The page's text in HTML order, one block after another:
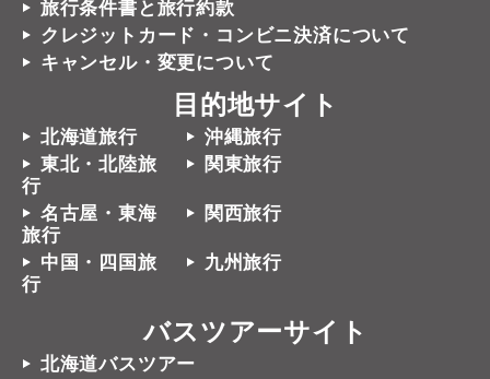
旅行条件書と旅行約款
クレジットカード・コンビニ決済について
キャンセル・変更について
目的地サイト
北海道旅行
沖縄旅行
東北・北陸旅
行
関東旅行
名古屋・東海
旅行
関西旅行
中国・四国旅
行
九州旅行
バスツアーサイト
北海道バスツアー